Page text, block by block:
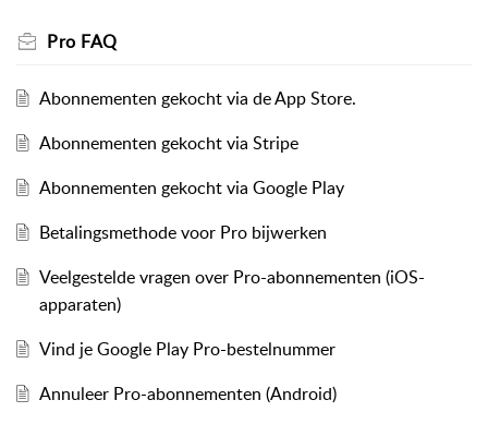
Pro FAQ
Abonnementen gekocht via de App Store.
Abonnementen gekocht via Stripe
Abonnementen gekocht via Google Play
Betalingsmethode voor Pro bijwerken
Veelgestelde vragen over Pro-abonnementen (iOS-
apparaten)
Vind je Google Play Pro-bestelnummer
Annuleer Pro-abonnementen (Android)